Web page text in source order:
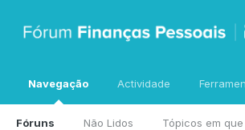
Navegação
Fóruns Não Lidos Tópicos em
Actividade